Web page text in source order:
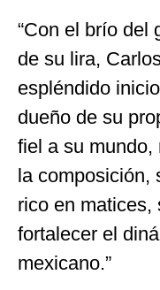
“Con el brío del
de su lira,
espléndido
dueño de su
fiel a su mundo,
la composición,
rico en
fortalecer el
mexicano.”